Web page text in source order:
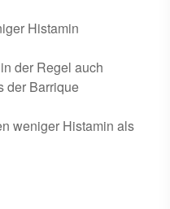
Histamin
der Regel auch
der Barrique
weniger Histamin als